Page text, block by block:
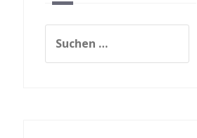
nach: